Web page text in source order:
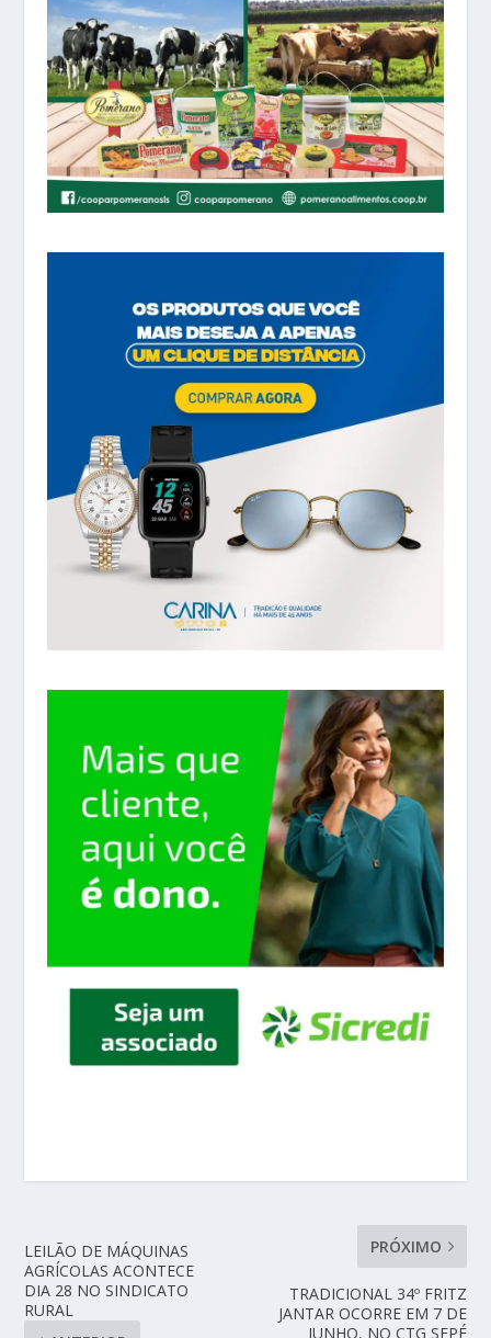
LEILÃO DE MÁQUINAS
AGRÍCOLAS ACONTECE
DIA 28 NO SINDICATO
RURAL
PRÓXIMO
TRADICIONAL 34º FRITZ
JANTAR OCORRE EM 7 DE
JUNHO, NO CTG SEPÉ